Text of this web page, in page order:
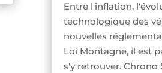
Entre l'inflation,
technologique des
nouvelles
Loi Montagne, il est
s'y retrouver. Chrono